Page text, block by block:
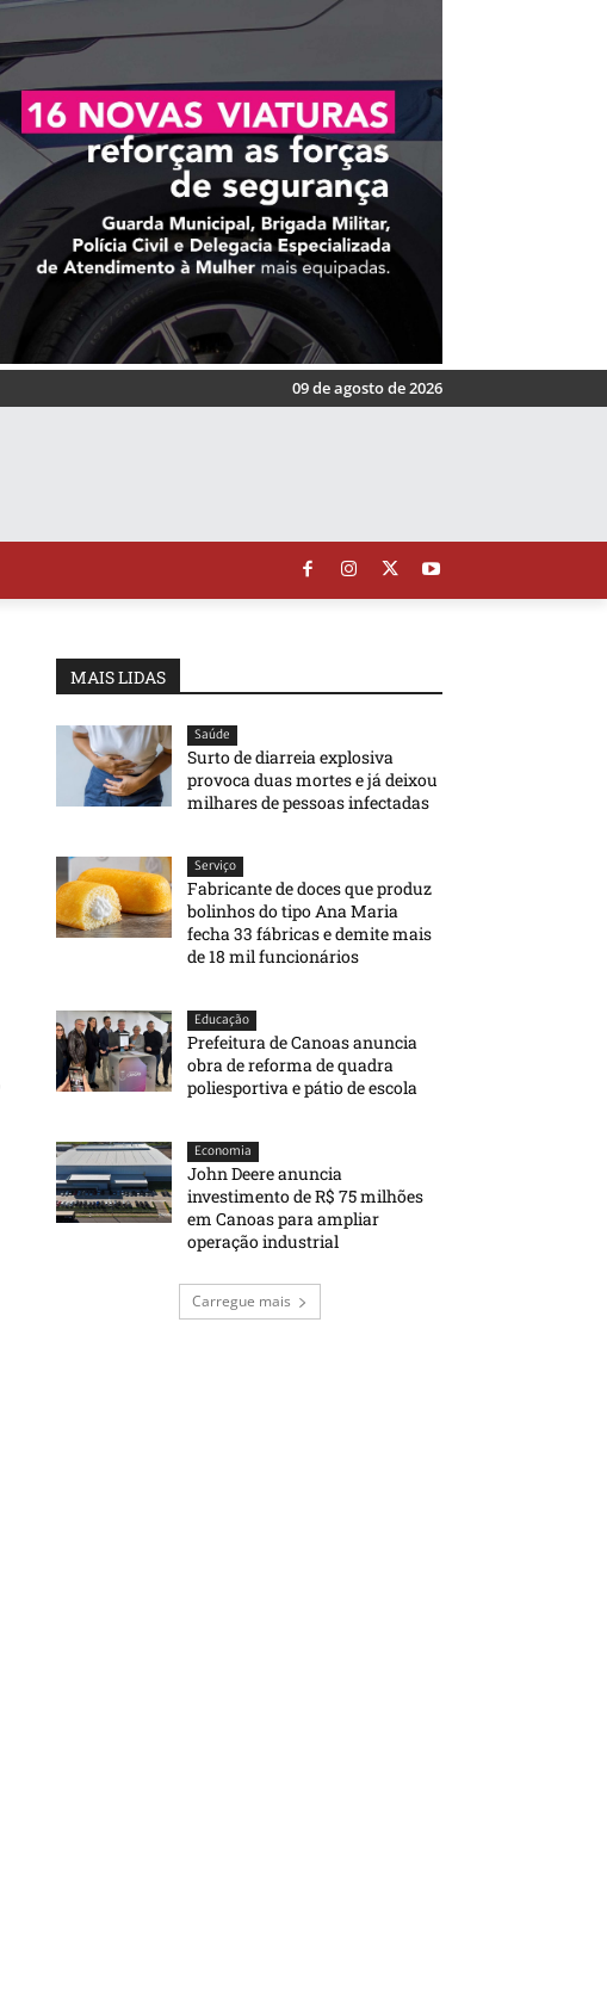
09 de agosto de 2026
MAIS LIDAS
Saúde
Surto de diarreia explosiva
provoca duas mortes e já deixou
milhares de pessoas infectadas
Serviço
Fabricante de doces que produz
bolinhos do tipo Ana Maria
fecha 33 fábricas e demite mais
de 18 mil funcionários
Educação
Prefeitura de Canoas anuncia
obra de reforma de quadra
poliesportiva e pátio de escola
Economia
John Deere anuncia
investimento de R$ 75 milhões
em Canoas para ampliar
operação industrial
Carregue mais